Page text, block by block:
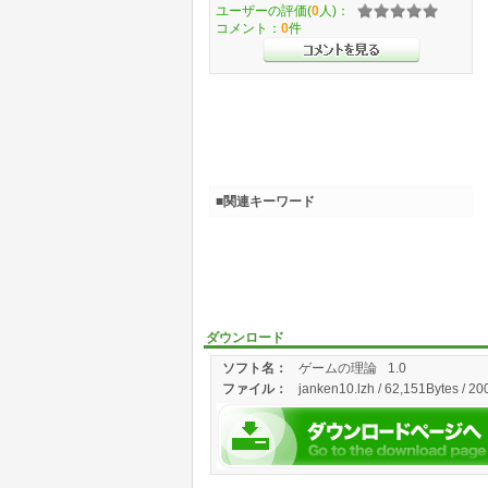
ダウンロード
ソフト名：
ゲームの理論 1.0
ファイル： janken10.lzh / 62,151Bytes /
ユーザーの評価(0 人)：
コメント： 0件
■関連キーワード